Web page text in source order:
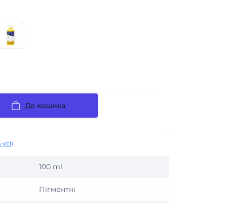
До кошика
100 ml
Пігментні